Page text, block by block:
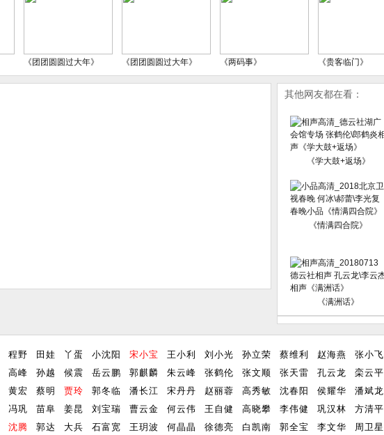
《团团圆圆过大年》 《团团圆圆过大年》 《两码事》 《贵客临门》
其他网友都在看：
《学大鼓+返场》
《情满四合院》
《满洲话》
程野 田娃 丫蛋 小沈阳 宋小宝 王小利 刘小光 孙立荣 蔡维利 赵海燕 张小飞
高峰 孙越 候震 岳云鹏 郭麒麟 朱云峰 张鹤伦 张文顺 张天雷 孔云龙 栾云平
黄宏 蔡明 贾玲 郭冬临 潘长江 宋丹丹 赵丽蓉 高秀敏 沈春阳 侯耀华 潘斌龙
冯巩 苗阜 姜昆 刘宝瑞 曹云金 何云伟 王自健 高晓攀 李伟健 巩汉林 方清平
沈腾 郭达 大兵 石富宽 王玥波 何晶晶 徐德亮 白凯南 郭全宝 李文华 周卫星